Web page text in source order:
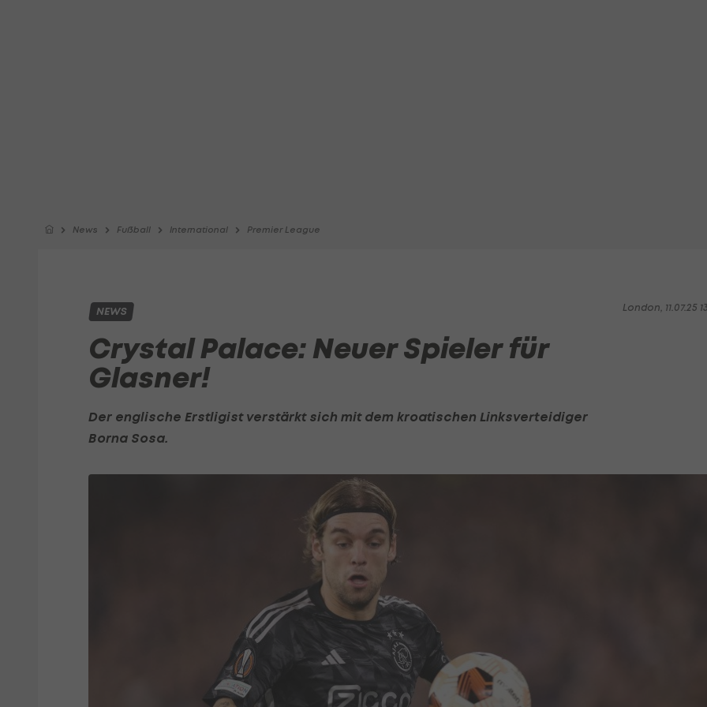
News Fußball International Premier League
London, 11.07.25
NEWS
Crystal Palace: Neuer Spieler für
Glasner!
Der englische Erstligist verstärkt sich mit dem kroatischen Linksverteidiger
Borna Sosa.